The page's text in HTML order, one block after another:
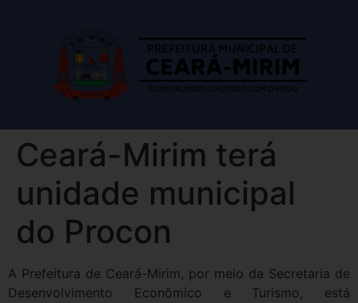
Ceará-Mirim terá
unidade municipal
do Procon
A Prefeitura de Ceará-Mirim, por meio da Secretaria de
Desenvolvimento Econômico e Turismo, está